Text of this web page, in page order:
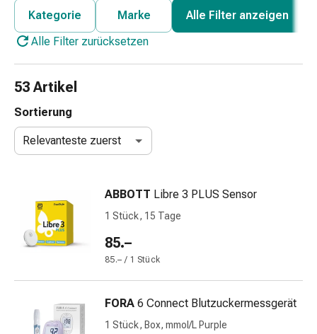
Bronchitis
Inhalationsgeräte
Schnupfen
Wund-
Elastische
Wundbinden
Fingerverbände
Fixationspflaster
Gazen
Kompressionsbinden
Pflasterbinden,
Kategorie Marke
Alle Filter anzeigen
Alle Filter zurücksetzen
53 Artikel
Sortierung
Relevanteste zuerst
ABBOTT Libre 3 PLUS Sensor
1 Stück, 15 Tage
85.–
85.– / 1 Stück
FORA 6 Connect Blutzuckermessgerät
1 Stück, Box, mmol/L Purple